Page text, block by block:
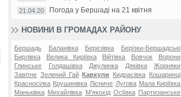
21.04.20 Погода у Бершаді на 21 квітня
НОВИНИ В ГРОМАДАХ РАЙОНУ
Бершадь Баланівка Березівка
Берізки-Бершадські
Бирлівка
Велика Киріївка Війтівка Вовчок
Ворони
Глинське
Голдашівка Джулинка Дяківка
Жорняки
Завітне Зелений Гай Кавкули Кидрасівка
Кошаринці
Красносілка Крушинівка Лісниче Лугова Мала Киріївка
Маньківка Михайлівка М'якохід Осіївка
Партизанське